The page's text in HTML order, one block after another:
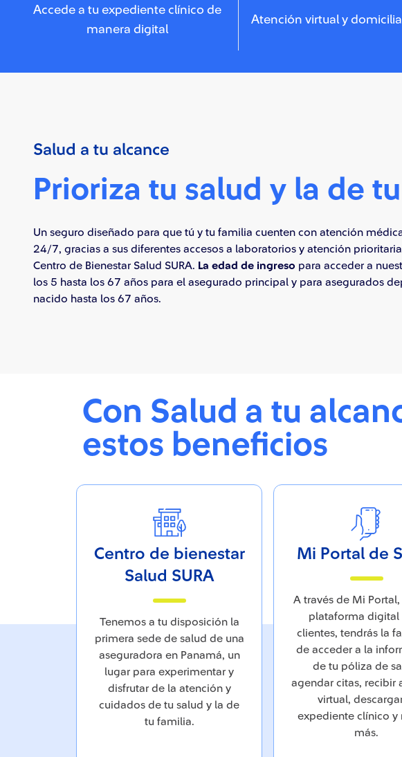
Accede a tu expediente clínico de
manera digital
Atención virtual y
Salud a tu alcance
Prioriza tu salud y la de
Un seguro diseñado para que tú y tu familia cuenten con atención
24/7, gracias a sus diferentes accesos a laboratorios y atención
Centro de Bienestar Salud SURA. La edad de ingreso para acceder a
los 5 hasta los 67 años para el asegurado principal y para asegurados
nacido hasta los 67 años.
Con Salud a tu
estos beneficios
Centro de bienestar
Salud SURA
Tenemos a tu disposición la
primera sede de salud de una
aseguradora en Panamá, un
lugar para experimentar y
disfrutar de la atención y
cuidados de tu salud y la de
tu familia.
Mi Portal de
A través de Mi Portal,
plataforma digital
clientes, tendrás la
de acceder a la
de tu póliza de
agendar citas, recibir
virtual,
expediente clínico y
más.